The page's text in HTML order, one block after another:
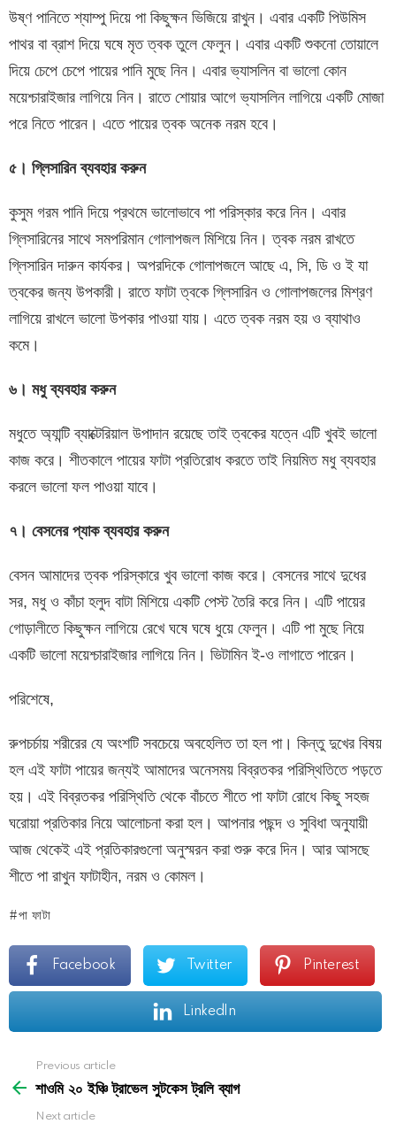
উষ্ণ পানিতে শ্যাম্পু দিয়ে পা কিছুক্ষন ভিজিয়ে রাখুন। এবার একটি পিউমিস
পাথর বা ব্রাশ দিয়ে ঘষে মৃত ত্বক তুলে ফেলুন। এবার একটি শুকনো তোয়ালে
দিয়ে চেপে চেপে পায়ের পানি মুছে নিন। এবার ভ্যাসলিন বা ভালো কোন
ময়েশ্চারাইজার লাগিয়ে নিন। রাতে শোয়ার আগে ভ্যাসলিন লাগিয়ে একটি মোজা
পরে নিতে পারেন। এতে পায়ের ত্বক অনেক নরম হবে।
৫। গ্লিসারিন ব্যবহার করুন
কুসুম গরম পানি দিয়ে প্রথমে ভালোভাবে পা পরিস্কার করে নিন। এবার
গ্লিসারিনের সাথে সমপরিমান গোলাপজল মিশিয়ে নিন। ত্বক নরম রাখতে
গ্লিসারিন দারুন কার্যকর। অপরদিকে গোলাপজলে আছে এ, সি, ডি ও ই যা
ত্বকের জন্য উপকারী। রাতে ফাটা ত্বকে গ্লিসারিন ও গোলাপজলের মিশ্রণ
লাগিয়ে রাখলে ভালো উপকার পাওয়া যায়। এতে ত্বক নরম হয় ও ব্যাথাও
কমে।
৬। মধু ব্যবহার করুন
মধুতে অ্যান্টি ব্যাক্টেরিয়াল উপাদান রয়েছে তাই ত্বকের যত্নে এটি খুবই ভালো
কাজ করে। শীতকালে পায়ের ফাটা প্রতিরোধ করতে তাই নিয়মিত মধু ব্যবহার
করলে ভালো ফল পাওয়া যাবে।
৭। বেসনের প্যাক ব্যবহার করুন
বেসন আমাদের ত্বক পরিস্কারে খুব ভালো কাজ করে। বেসনের সাথে দুধের
সর, মধু ও কাঁচা হলুদ বাটা মিশিয়ে একটি পেস্ট তৈরি করে নিন। এটি পায়ের
গোড়ালীতে কিছুক্ষন লাগিয়ে রেখে ঘষে ঘষে ধুয়ে ফেলুন। এটি পা মুছে নিয়ে
একটি ভালো ময়েশ্চারাইজার লাগিয়ে নিন। ভিটামিন ই-ও লাগাতে পারেন।
পরিশেষে,
রুপচর্চায় শরীরের যে অংশটি সবচেয়ে অবহেলিত তা হল পা। কিন্তু দুখের বিষয়
হল এই ফাটা পায়ের জন্যই আমাদের অনেসময় বিব্রতকর পরিস্থিতিতে পড়তে
হয়। এই বিব্রতকর পরিস্থিতি থেকে বাঁচতে শীতে পা ফাটা রোধে কিছু সহজ
ঘরোয়া প্রতিকার নিয়ে আলোচনা করা হল। আপনার পছন্দ ও সুবিধা অনুযায়ী
আজ থেকেই এই প্রতিকারগুলো অনুস্মরন করা শুরু করে দিন। আর আসছে
শীতে পা রাখুন ফাটাহীন, নরম ও কোমল।
পা ফাটা
Facebook Twitter Pinterest
LinkedIn
more
Previous article
শাওমি ২০ ইঞ্চি ট্রাভেল সুটকেস ট্রলি ব্যাগ
Next article